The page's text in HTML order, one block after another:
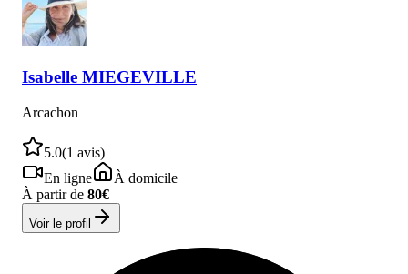
Isabelle MIEGEVILLE
Arcachon
5.0(1 avis)
En ligne
À domicile
À partir de 80€
Voir le profil